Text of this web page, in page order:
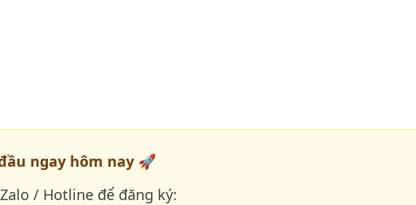
ngay hôm nay 🚀
/ Hotline để đăng ký: